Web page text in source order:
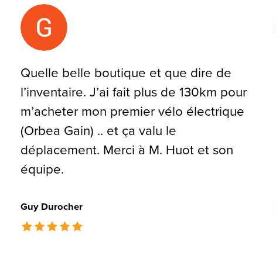
Testimonial items
Quelle belle boutique et que dire de
l’inventaire. J’ai fait plus de 130km pour
m’acheter mon premier vélo électrique
(Orbea Gain) .. et ça valu le
déplacement. Merci à M. Huot et son
équipe.
Guy Durocher
The rating of this product is